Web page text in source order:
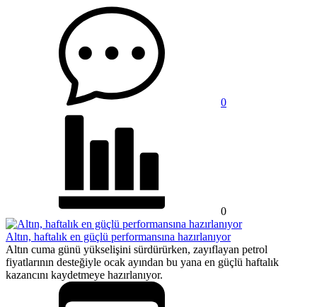
0
0
Altın, haftalık en güçlü performansına hazırlanıyor
Altın cuma günü yükselişini sürdürürken, zayıflayan petrol
fiyatlarının desteğiyle ocak ayından bu yana en güçlü haftalık
kazancını kaydetmeye hazırlanıyor.